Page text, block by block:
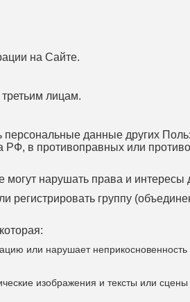
на Сайте.
лицам.
данные других
РФ, в противоправных или
нарушать права и интересы
регистрировать группу
или нарушает неприкосновенность
изображения и тексты или сцены